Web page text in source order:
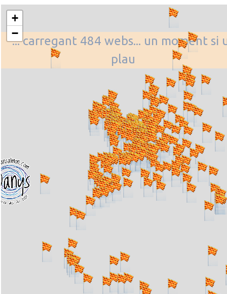
... carregant 484 webs... un moment si
plau
+
−